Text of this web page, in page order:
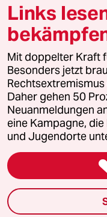
© 2026 taz Verlags
Alle Rechte vorbehalten.
wenden Sie sich bitte an
Feedback
Leitlinie Informant
Seitenwende
Links
Mit doppelter Kraft
Besonders jetzt
Daher gehen 50
Neuanmeldungen
eine Kampagne,
und Jugendorte